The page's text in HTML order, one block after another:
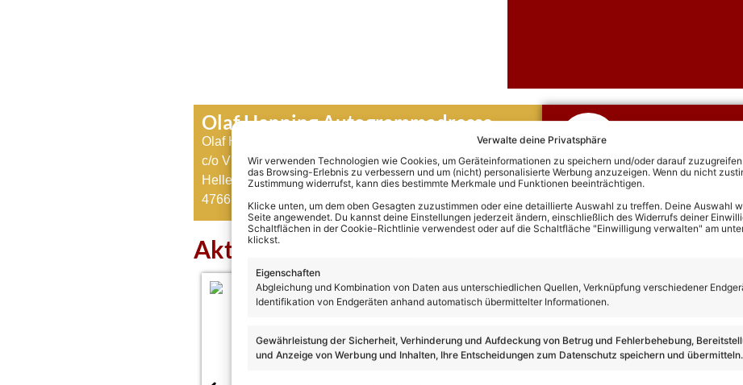
Verwalte deine Privatsphäre
Wir verwenden Technologien wie Cookies, um Geräteinformationen zu speichern und/oder darauf
das Browsing-Erlebnis zu verbessern und um (nicht) personalisierte Werbung anzuzeigen. Wenn du nicht
Zustimmung widerrufst, kann dies bestimmte Merkmale und Funktionen beeinträchtigen.
Klicke unten, um dem oben Gesagten zuzustimmen oder eine detaillierte Auswahl zu treffen. Deine Auswahl
Seite angewendet. Du kannst deine Einstellungen jederzeit ändern, einschließlich des Widerrufs deiner
Schaltflächen in der Cookie-Richtlinie verwendest oder auf die Schaltfläche "Einwilligung verwalten" am
klickst.
Eigenschaften
Abgleichung und Kombination von Daten aus unterschiedlichen Quellen, Verknüpfung verschiedener
Identifikation von Endgeräten anhand automatisch übermittelter Informationen.
Gewährleistung der Sicherheit, Verhinderung und Aufdeckung von Betrug und Fehlerbehebung,
und Anzeige von Werbung und Inhalten, Ihre Entscheidungen zum Datenschutz speichern und übermitteln.
Olaf Henning Autogrammadresse
Olaf Henning
c/o Viva Concepts Niederrhein GmbH
Hellenthalstraße 1
47661 Issum
Hier klicken und
Termine von Olaf
Aktuelles über Olaf Henning